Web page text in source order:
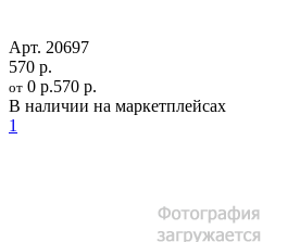
Арт. 20697
570 р.
от 0 р.570 р.
В наличии на маркетплейсах
1